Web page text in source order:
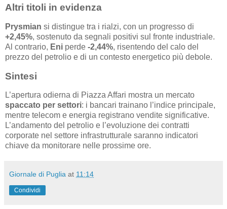
Altri titoli in evidenza
Prysmian si distingue tra i rialzi, con un progresso di
+2,45%, sostenuto da segnali positivi sul fronte industriale.
Al contrario, Eni perde -2,44%, risentendo del calo del
prezzo del petrolio e di un contesto energetico più debole.
Sintesi
L’apertura odierna di Piazza Affari mostra un mercato
spaccato per settori: i bancari trainano l’indice principale,
mentre telecom e energia registrano vendite significative.
L’andamento del petrolio e l’evoluzione dei contratti
corporate nel settore infrastrutturale saranno indicatori
chiave da monitorare nelle prossime ore.
Giornale di Puglia at 11:14
Condividi